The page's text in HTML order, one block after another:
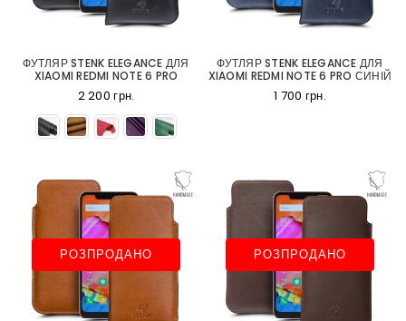
ФУТЛЯР STENK ELEGANCE ДЛЯ
XIAOMI REDMI NOTE 6 PRO
2 200 грн.
ФУТЛЯР STENK ELEGANCE ДЛЯ
XIAOMI REDMI NOTE 6 PRO СИНІЙ
1 700 грн.
РОЗПРОДАНО РОЗПРОДАНО